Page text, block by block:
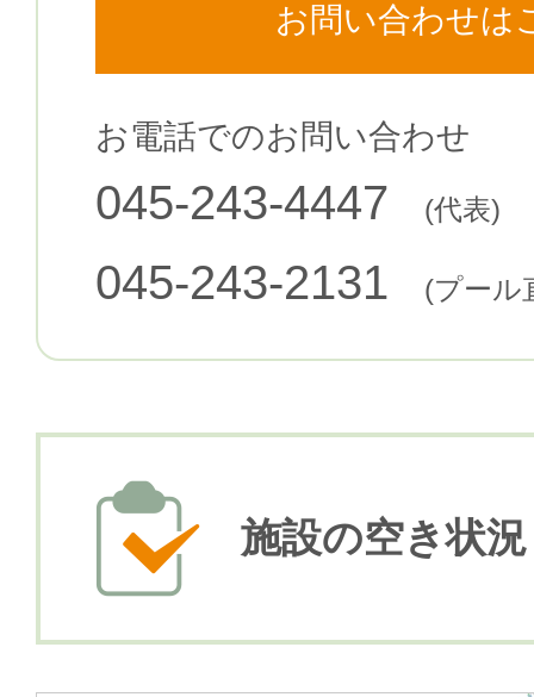
お問い合わせは
お電話でのお問い合わせ
045-243-4447 (代表)
045-243-2131 (プール
施設の空き状況